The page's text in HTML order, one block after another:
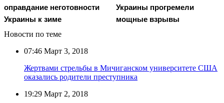
оправдание неготовности
Украины к зиме
Украины прогремели
мощные взрывы
Новости по теме
07:46 Март 3, 2018
Жертвами стрельбы в Мичиганском университете США
оказались родители преступника
19:29 Март 2, 2018